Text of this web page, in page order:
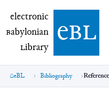
electronic Babylonian
electronic
Babylonian
Library ebl
eBL Bibliography